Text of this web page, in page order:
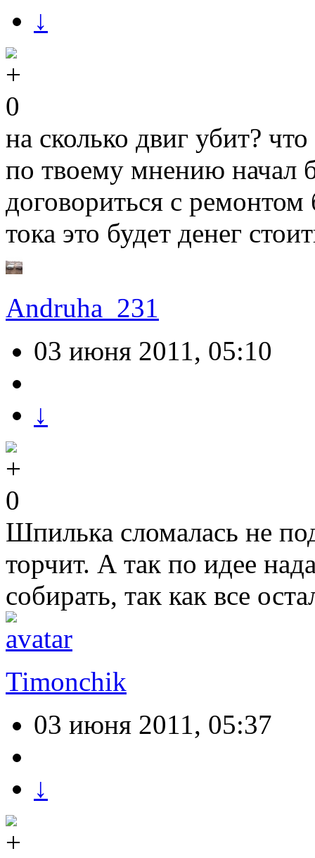
↓
0
на сколько двиг убит?
по твоему мнению начал
договориться с ремонтом
тока это будет денег
Andruha_231
03 июня 2011, 05:10
↓
0
Шпилька сломалась не
торчит. А так по идее
собирать, так как все
Timonchik
03 июня 2011, 05:37
↓